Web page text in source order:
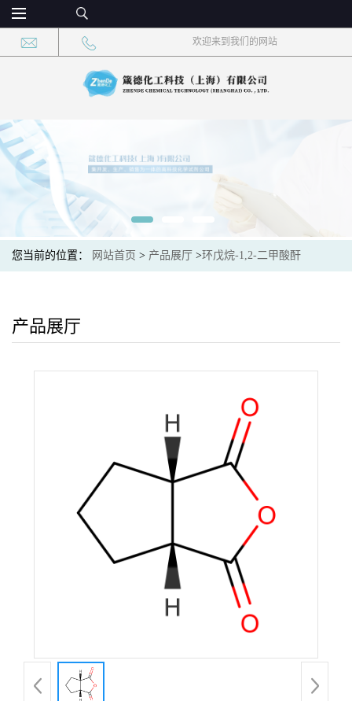
欢迎来到我们的网站
您当前的位置： 网站首页 > 产品展厅 >环戊烷-1,2-二甲酸酐
产品展厅